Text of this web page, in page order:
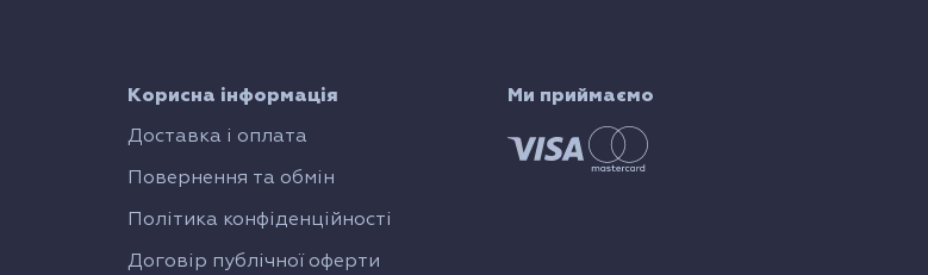
Корисна інформація
Доставка і оплата
Повернення та обмін
Політика конфіденційності
Договір публічної оферти
Ми приймаємо